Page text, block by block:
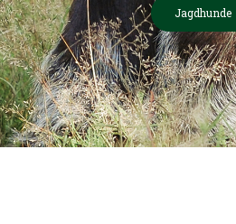
Jagdhunde